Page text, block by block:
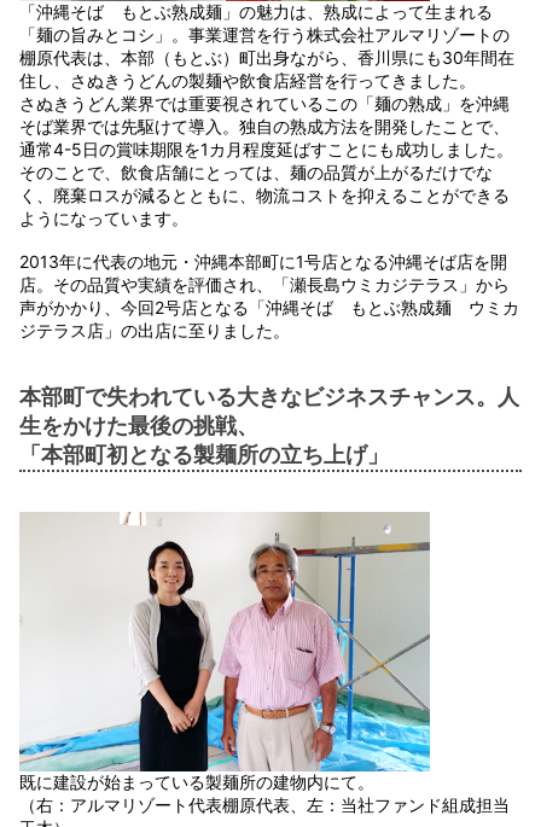
「沖縄そば もとぶ熟成麺」の魅力は、熟成によって生まれる
「麺の旨みとコシ」。事業運営を行う株式会社アルマリゾートの
棚原代表は、本部（もとぶ）町出身ながら、香川県にも30年間在
住し、さぬきうどんの製麺や飲食店経営を行ってきました。
さぬきうどん業界では重要視されているこの「麺の熟成」を沖縄
そば業界では先駆けて導入。独自の熟成方法を開発したことで、
通常4-5日の賞味期限を1カ月程度延ばすことにも成功しました。
そのことで、飲食店舗にとっては、麺の品質が上がるだけでな
く、廃棄ロスが減るとともに、物流コストを抑えることができる
ようになっています。
2013年に代表の地元・沖縄本部町に1号店となる沖縄そば店を開
店。その品質や実績を評価され、「瀬長島ウミカジテラス」から
声がかかり、今回2号店となる「沖縄そば もとぶ熟成麺 ウミカ
ジテラス店」の出店に至りました。
本部町で失われている大きなビジネスチャンス。人
生をかけた最後の挑戦、
「本部町初となる製麺所の立ち上げ」
既に建設が始まっている製麺所の建物内にて。
（右：アルマリゾート代表棚原代表、左：当社ファンド組成担当